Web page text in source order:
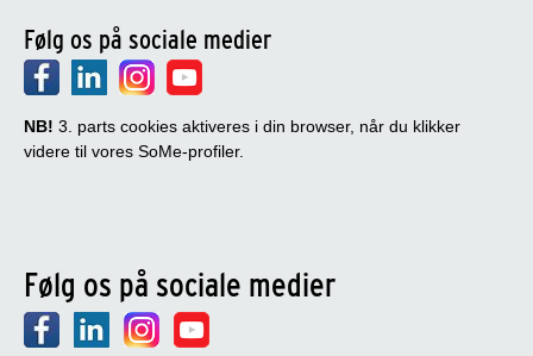
Følg os på sociale medier
NB! 3. parts cookies aktiveres i din browser, når du klikker
videre til vores SoMe-profiler.
Følg os på sociale medier